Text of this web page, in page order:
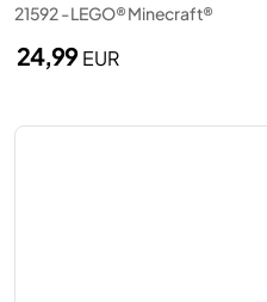
21592 - LEGO® Minecraft®
24,99EUR